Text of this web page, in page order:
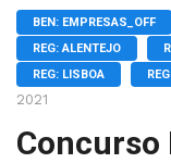
BEN: EMPRESAS_OFF
REG: ALENTEJO
REG: LISBOA
2021
Concurso